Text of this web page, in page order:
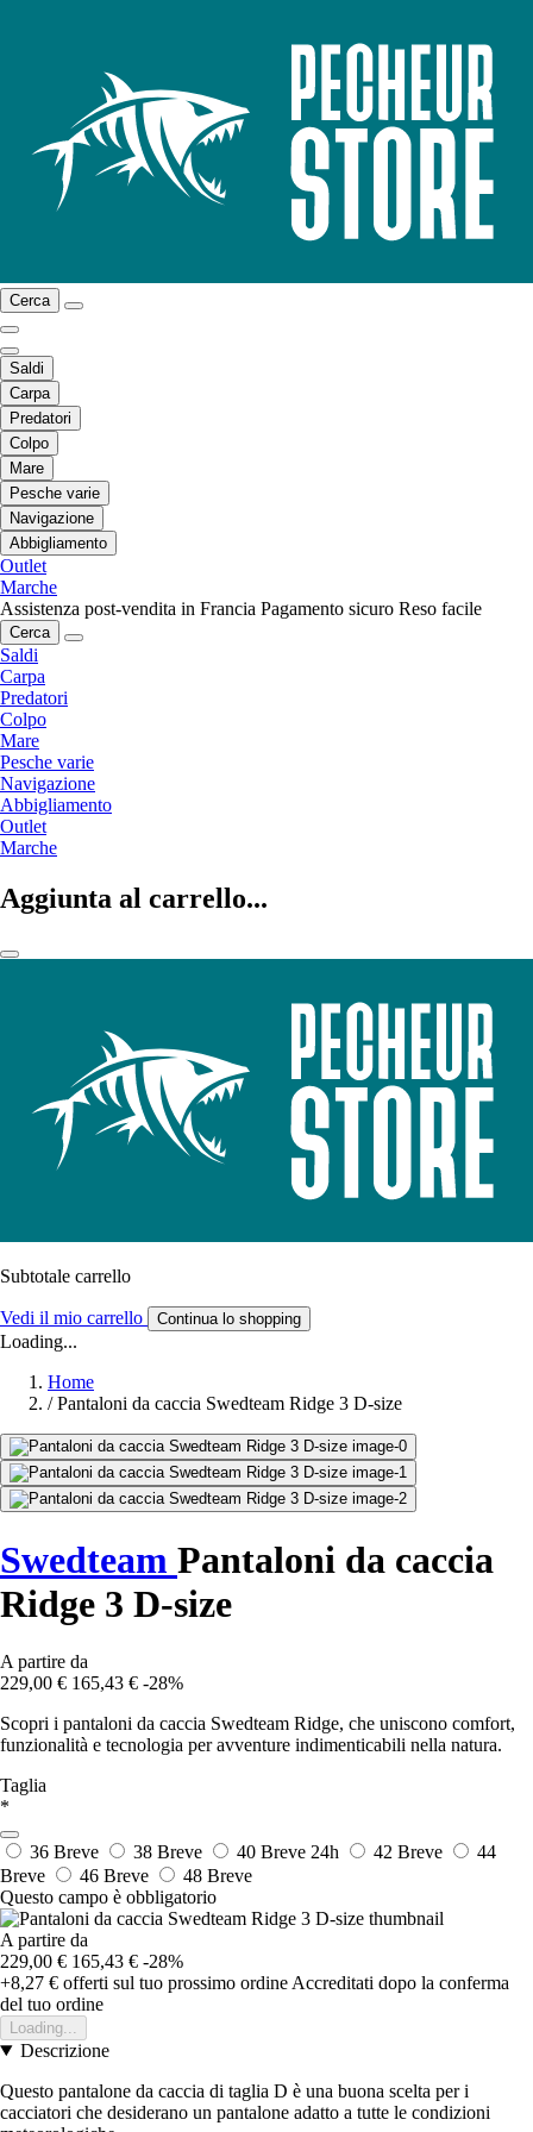
Cerca
Saldi
Carpa
Predatori
Colpo
Mare
Pesche varie
Navigazione
Abbigliamento
Outlet
Marche
Assistenza post-vendita in Francia Pagamento sicuro Reso facile
Cerca
Saldi
Carpa
Predatori
Colpo
Mare
Pesche varie
Navigazione
Abbigliamento
Outlet
Marche
Aggiunta al carrello...
Subtotale carrello
Vedi il mio carrello Continua lo shopping
Loading...
Home
/ Pantaloni da caccia Swedteam Ridge 3 D-size
Swedteam Pantaloni da caccia
Ridge 3 D-size
A partire da
229,00 € 165,43 € -28%
Scopri i pantaloni da caccia Swedteam Ridge, che uniscono comfort,
funzionalità e tecnologia per avventure indimenticabili nella natura.
Taglia
*
36 Breve 38 Breve 40 Breve 24h 42 Breve
44
Breve
46 Breve
48 Breve
Questo campo è obbligatorio
A partire da
229,00 € 165,43 € -28%
+8,27 € offerti sul tuo prossimo ordine Accreditati dopo la conferma
del tuo ordine
Loading...
Descrizione
Questo pantalone da caccia di taglia D è una buona scelta per i
cacciatori che desiderano un pantalone adatto a tutte le condizioni